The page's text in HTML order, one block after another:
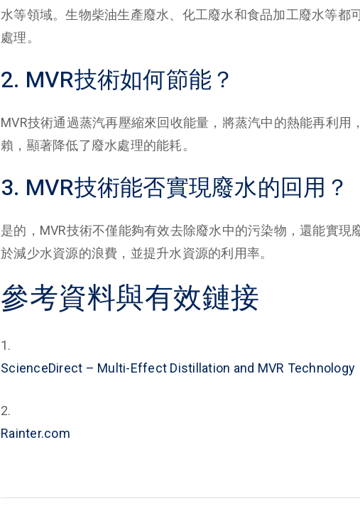
水等領域。生物柴油生產廢水、化工廢水和食品加工廢水等都
處理。
2. MVR技術如何節能？
MVR技術通過蒸汽再壓縮來回收能量，將蒸汽中的熱能再利用
賴，顯著降低了廢水處理的能耗。
3. MVR技術能否實現廢水的回用？
是的，MVR技術不僅能夠有效去除廢水中的污染物，還能實現
於減少水資源的浪費，並提升水資源的利用率。
參考資料與有效鏈接
ScienceDirect – Multi-Effect Distillation and MVR Technology
Rainter.com